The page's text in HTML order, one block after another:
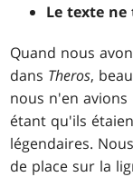
Le texte
Quand nous
dans Theros,
nous n'en
étant qu'ils
légendaires.
de place sur la